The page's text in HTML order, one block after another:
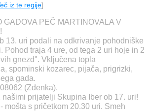
iz te regije]
GADOVA PEČ MARTINOVALA V
13. uri podali na odkrivanje pohodniške
Pohod traja 4 ure, od tega 2 uri hoje in 2
gnezd". Vključena topla
spominski kozarec, pijača, prigrizki,
gada.
(Zdenka).
prijatelji Skupina Iber ob 17. uri!
mošta s pričetkom 20.30 uri. Smeh